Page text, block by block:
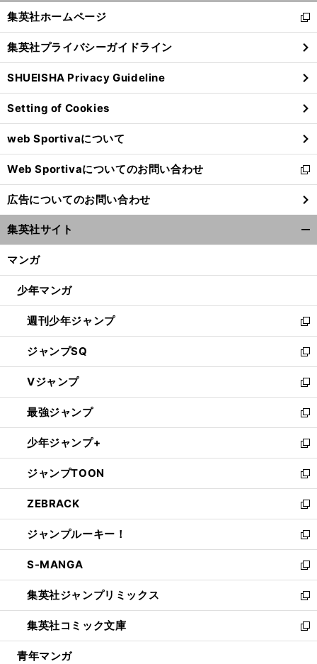
閉
る
集英社ホームページ
新
し
い
ウ
ィ
ン
ド
ウ
で
開
く
集英社プライバシーガイドライン
SHUEISHA Privacy Guideline
Setting of Cookies
web Sportivaについて
Web Sportivaについてのお問い合わせ
新
し
い
ウ
ィ
ン
ウ
開
く
広告についてのお問い合わせ
集英社サイト
マンガ
少年マンガ
週刊少年ジャンプ
新
し
い
ウ
ィ
ン
ド
ウ
で
開
く
ジャンプSQ
新
し
い
ウ
ィ
ン
ド
ウ
で
開
く
Vジャンプ
新
し
い
ウ
ィ
ン
ド
ウ
で
開
く
最強ジャンプ
新
し
い
ウ
ィ
ン
ド
ウ
で
開
く
少年ジャンプ+
新
し
い
ウ
ィ
ン
ド
ウ
で
開
く
ジャンプTOON
新
し
い
ウ
ィ
ン
ド
ウ
で
開
く
ZEBRACK
新
し
い
ウ
ィ
ン
ド
ウ
で
開
ジャンプルーキー！
新
し
い
ウ
ィ
ン
ド
ウ
S-MANGA
新
し
い
ウ
ィ
ン
集英社ジャンプリミックス
新
し
い
ウ
集英社コミック文庫
新
し
青年マンガ